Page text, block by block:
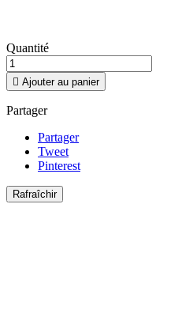
Quantité
 Ajouter au panier
Partager
Partager
Tweet
Pinterest